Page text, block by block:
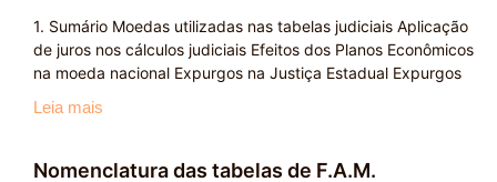
1. Sumário Moedas utilizadas nas tabelas judiciais Aplicação
de juros nos cálculos judiciais Efeitos dos Planos Econômicos
na moeda nacional Expurgos na Justiça Estadual Expurgos
Leia mais
Nomenclatura das tabelas de F.A.M.